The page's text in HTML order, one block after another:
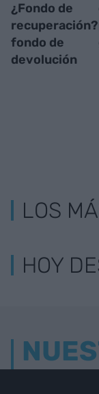
¿Fondo de
recuperación?
fondo de
devolución
LOS
HOY